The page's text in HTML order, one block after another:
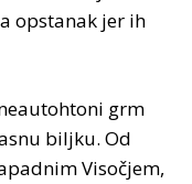
opstanak jer ih
grm
biljku. Od
Visočjem,